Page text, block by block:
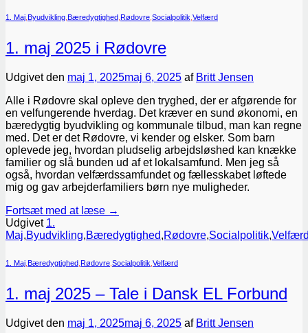
1. Maj Byudvikling Bæredygtighed Rødovre Socialpolitik Velfærd
1. maj 2025 i Rødovre
Udgivet den maj 1, 2025maj 6, 2025 af Britt Jensen
Alle i Rødovre skal opleve den tryghed, der er afgørende for
en velfungerende hverdag. Det kræver en sund økonomi, en
bæredygtig byudvikling og kommunale tilbud, man kan regne
med. Det er det Rødovre, vi kender og elsker. Som barn
oplevede jeg, hvordan pludselig arbejdsløshed kan knække
familier og slå bunden ud af et lokalsamfund. Men jeg så
også, hvordan velfærdssamfundet og fællesskabet løftede
mig og gav arbejderfamiliers børn nye muligheder.
Fortsæt med at læse →
Udgivet 1.
Maj,Byudvikling,Bæredygtighed,Rødovre,Socialpolitik,
1. Maj Bæredygtighed Rødovre Socialpolitik Velfærd
1. maj 2025 – Tale i Dansk EL Forbund
Udgivet den maj 1, 2025maj 6, 2025 af Britt Jensen